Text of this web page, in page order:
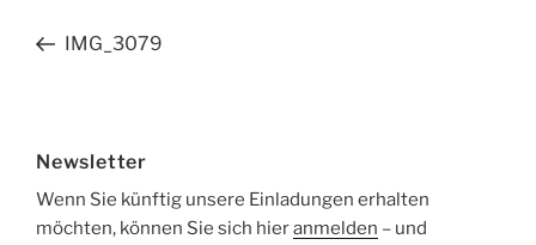
Beitragsnavigation
Vorheriger
IMG_3079
Newsletter
Wenn Sie künftig unsere Einladungen erhalten
möchten, können Sie sich hieranmelden – und